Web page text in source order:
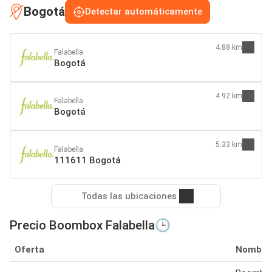
Bogotá Detectar automáticamente
Falabella
Bogotá
4.88 km
Falabella
Bogotá
4.92 km
Falabella
111611 Bogotá
5.33 km
Todas las ubicaciones
Precio Boombox Falabella🕒
Oferta Nombre